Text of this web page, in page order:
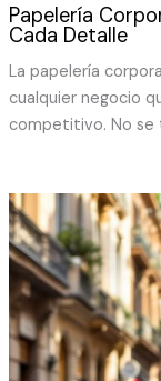
Papelería
Cada Detalle
La papelería
cualquier negocio
competitivo. No se